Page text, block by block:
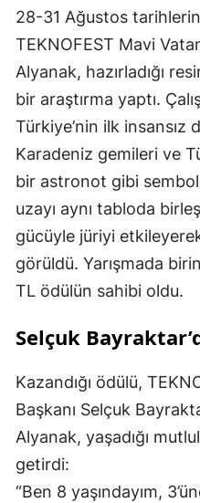
28-31 Ağustos
TEKNOFEST Mavi
Alyanak, hazırladığı
bir araştırma yaptı.
Türkiye’nin ilk insansız
Karadeniz gemileri ve
bir astronot gibi
uzayı aynı tabloda
gücüyle jüriyi
görüldü. Yarışmada
TL ödülün sahibi oldu.
Selçuk
Kazandığı ödülü,
Başkanı Selçuk
Alyanak, yaşadığı
getirdi:
“Ben 8 yaşındayım,